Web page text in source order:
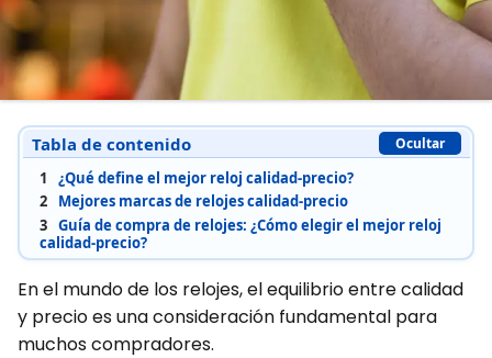
Tabla de contenido Ocultar
1
¿Qué define el mejor reloj calidad-precio?
2
Mejores marcas de relojes calidad-precio
3 Guía de compra de relojes: ¿Cómo elegir el mejor reloj
calidad-precio?
En el mundo de los relojes, el equilibrio entre calidad
y precio es una consideración fundamental para
muchos compradores.